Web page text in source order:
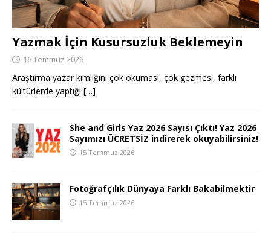
Yazmak İçin Kusursuzluk Beklemeyin
16 Temmuz 2026
Araştırma yazar kimliğini çok okuması, çok gezmesi, farklı
kültürlerde yaptığı […]
She and Girls Yaz 2026 Sayısı Çıktı! Yaz 2026
Sayımızı ÜCRETSİZ indirerek okuyabilirsiniz!
15 Temmuz 2026
Fotoğrafçılık Dünyaya Farklı Bakabilmektir
15 Temmuz 2026